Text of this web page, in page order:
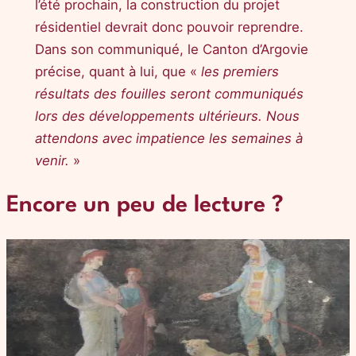
l’été prochain, la construction du projet
résidentiel devrait donc pouvoir reprendre.
Dans son communiqué, le Canton d’Argovie
précise, quant à lui, que « les premiers
résultats des fouilles seront communiqués
lors des développements ultérieurs. Nous
attendons avec impatience les semaines à
venir. »
Encore un peu de lecture ?